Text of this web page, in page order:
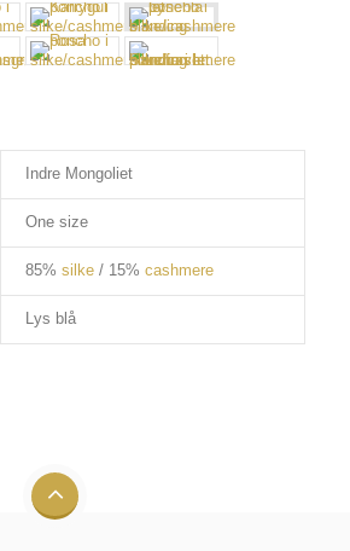
Indre Mongoliet
One size
85% silke / 15% cashmere
Lys blå